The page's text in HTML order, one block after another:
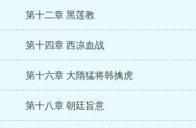
第十二章 黑莲教
第十四章 西凉血战
第十六章 大隋猛将韩擒虎
第十八章 朝廷旨意